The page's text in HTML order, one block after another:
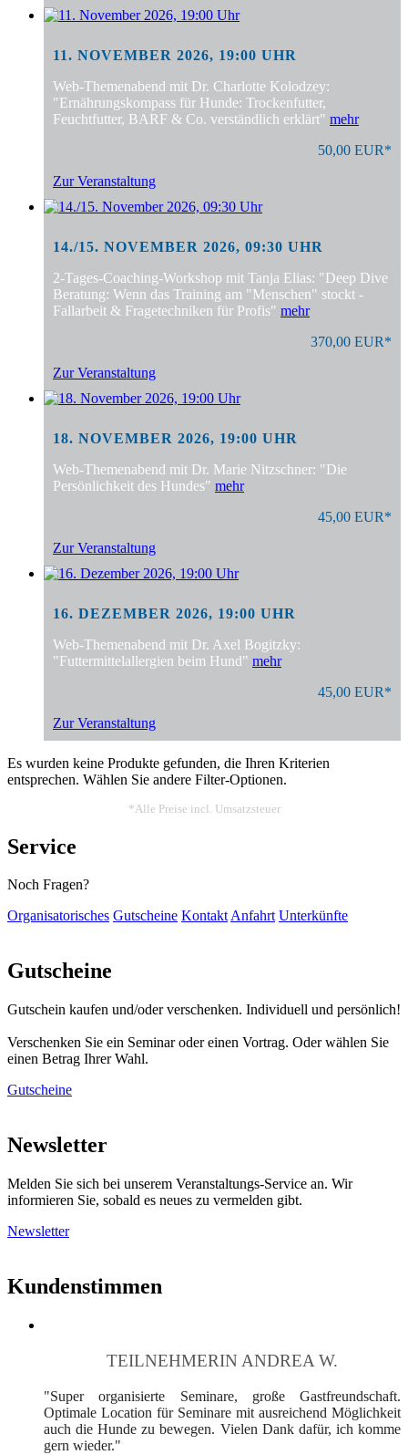
11. NOVEMBER 2026, 19:00 UHR
Web-Themenabend mit Dr. Charlotte Kolodzey:
"Ernährungskompass für Hunde: Trockenfutter,
Feuchtfutter, BARF & Co. verständlich erklärt" mehr
50,00 EUR*
Zur Veranstaltung
14./15. NOVEMBER 2026, 09:30 UHR
2-Tages-Coaching-Workshop mit Tanja Elias: "Deep Dive
Beratung: Wenn das Training am "Menschen" stockt -
Fallarbeit & Fragetechniken für Profis" mehr
370,00 EUR*
Zur Veranstaltung
18. NOVEMBER 2026, 19:00 UHR
Web-Themenabend mit Dr. Marie Nitzschner: "Die
Persönlichkeit des Hundes" mehr
45,00 EUR*
Zur Veranstaltung
16. DEZEMBER 2026, 19:00 UHR
Web-Themenabend mit Dr. Axel Bogitzky:
"Futtermittelallergien beim Hund" mehr
45,00 EUR*
Zur Veranstaltung
Es wurden keine Produkte gefunden, die Ihren Kriterien
entsprechen. Wählen Sie andere Filter-Optionen.
*Alle Preise incl. Umsatzsteuer
Service
Noch Fragen?
Organisatorisches Gutscheine KontaktAnfahrt Unterkünfte
Gutscheine
Gutschein kaufen und/oder verschenken. Individuell und persönlich!
Verschenken Sie ein Seminar oder einen Vortrag. Oder wählen Sie
einen Betrag Ihrer Wahl.
Gutscheine
Newsletter
Melden Sie sich bei unserem Veranstaltungs-Service an. Wir
informieren Sie, sobald es neues zu vermelden gibt.
Newsletter
Kundenstimmen
TEILNEHMERIN ANDREA W.
"Super organisierte Seminare, große Gastfreundschaft.
Optimale Location für Seminare mit ausreichend Möglichkeit
auch die Hunde zu bewegen. Vielen Dank dafür, ich komme
gern wieder."